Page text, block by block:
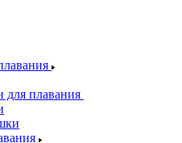
для плавания